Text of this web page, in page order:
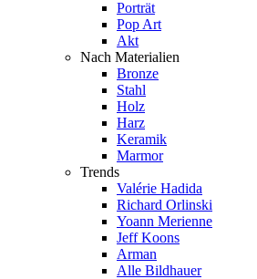
Porträt
Pop Art
Akt
Nach Materialien
Bronze
Stahl
Holz
Harz
Keramik
Marmor
Trends
Valérie Hadida
Richard Orlinski
Yoann Merienne
Jeff Koons
Arman
Alle Bildhauer